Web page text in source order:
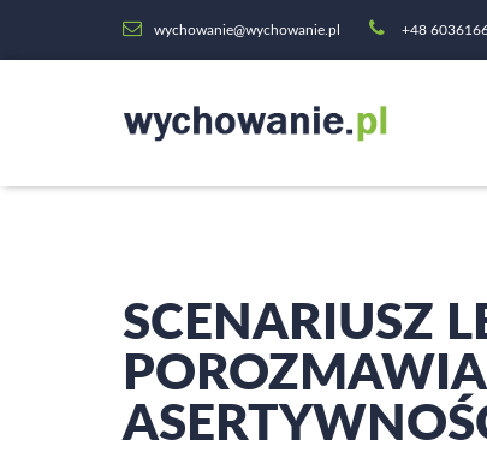
wychowanie@wychowanie.pl +48
SCENARIUSZ